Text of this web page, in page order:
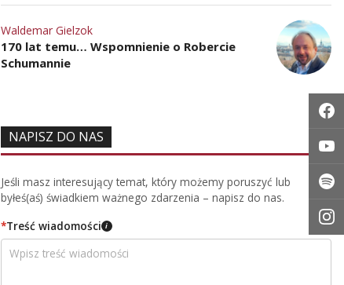
Waldemar Gielzok
170 lat temu… Wspomnienie o Robercie
Schumannie
NAPISZ DO NAS
Jeśli masz interesujący temat, który możemy poruszyć lub
byłeś(aś) świadkiem ważnego zdarzenia – napisz do nas.
*Treść wiadomości i